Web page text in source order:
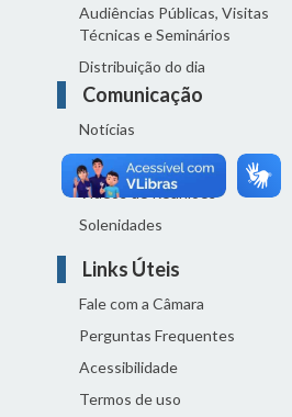
Audiências Públicas, Visitas
Técnicas e Seminários
Distribuição do dia
Comunicação
Notícias
Sala de Imprensa
Vídeos de Reuniões
Solenidades
Links Úteis
Fale com a Câmara
Perguntas Frequentes
Acessibilidade
Termos de uso